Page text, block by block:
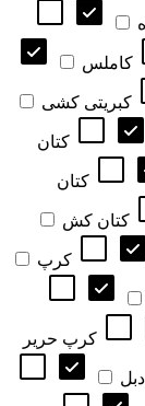
کاملس
کبریتی کشی
کتان
کتان
کتان کش
کرپ
کرپ حریر